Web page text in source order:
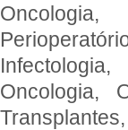
Oncologia,